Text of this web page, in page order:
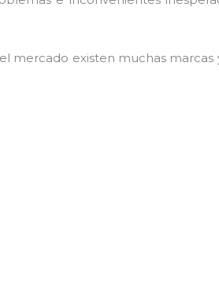
mercado existen muchas marcas